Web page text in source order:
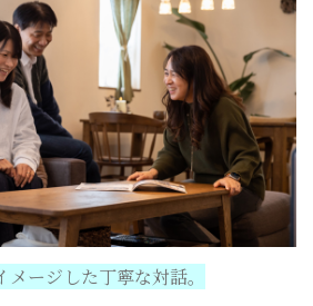
ージした丁寧な対話。